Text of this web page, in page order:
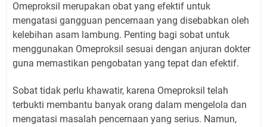
Omeproksil merupakan obat yang efektif untuk
mengatasi gangguan pencernaan yang disebabkan oleh
kelebihan asam lambung. Penting bagi sobat untuk
menggunakan Omeproksil sesuai dengan anjuran dokter
guna memastikan pengobatan yang tepat dan efektif.
Sobat tidak perlu khawatir, karena Omeproksil telah
terbukti membantu banyak orang dalam mengelola dan
mengatasi masalah pencernaan yang serius. Namun,